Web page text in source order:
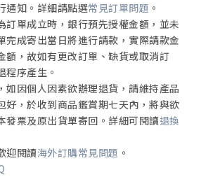
通知。詳細請點選常見訂單問題 。
訂單成立時，銀行預先授權金額，並未
完成寄出當日將進行請款，實際請款金
額，故如有更改訂單、缺貨或取消訂
程序產生。
如因個人因素欲辦理退貨，請維持產品
好，於收到商品鑑賞期七天內，將與欲
發票及原出貨單寄回。詳細可閱讀退換
迎閱讀海外訂購常見問題 。